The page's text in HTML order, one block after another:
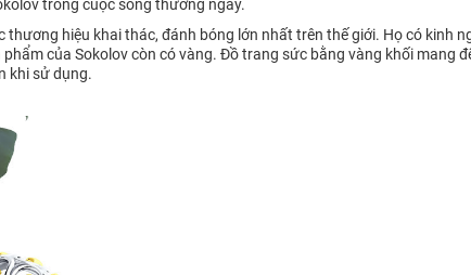
trong cuộc sống thường ngày.
thương hiệu khai thác, đánh bóng lớn nhất trên thế giới. Họ có kinh
của Sokolov còn có vàng. Đồ trang sức bằng vàng khối mang
khi sử dụng.